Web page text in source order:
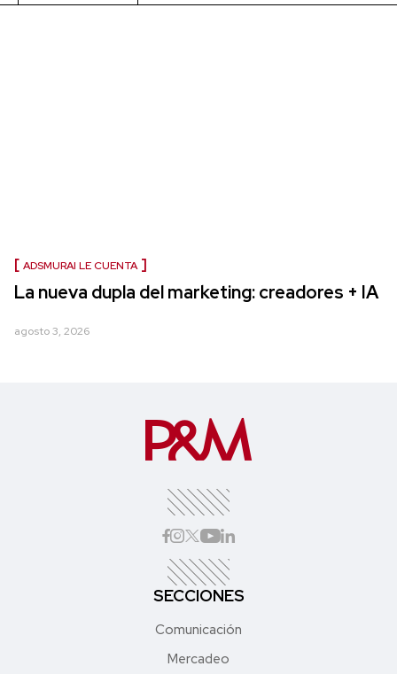
ADSMURAI LE CUENTA
La nueva dupla del marketing: creadores + IA
agosto 3, 2026
SECCIONES
Comunicación
Mercadeo